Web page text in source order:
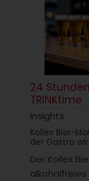
24
TRINKtime
Insights
Kollex Bier-
der Gastro
Der Kollex